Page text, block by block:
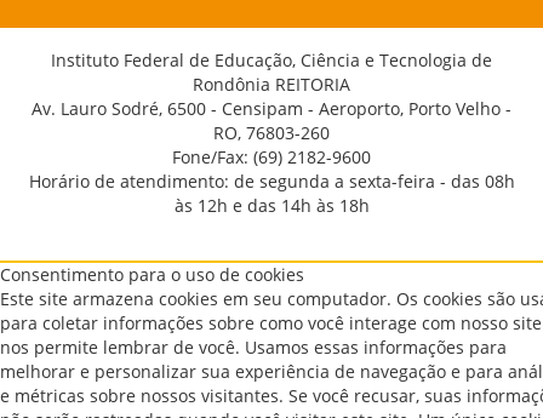
Instituto Federal de Educação, Ciência e Tecnologia de
Rondônia REITORIA
Av. Lauro Sodré, 6500 - Censipam - Aeroporto, Porto Velho -
RO, 76803-260
Fone/Fax: (69) 2182-9600
Horário de atendimento: de segunda a sexta-feira - das 08h
às 12h e das 14h às 18h
Consentimento para o uso de cookies
Este site armazena cookies em seu computador. Os cookies são
para coletar informações sobre como você interage com nosso
nos permite lembrar de você. Usamos essas informações para
melhorar e personalizar sua experiência de navegação e para
e métricas sobre nossos visitantes. Se você recusar, suas